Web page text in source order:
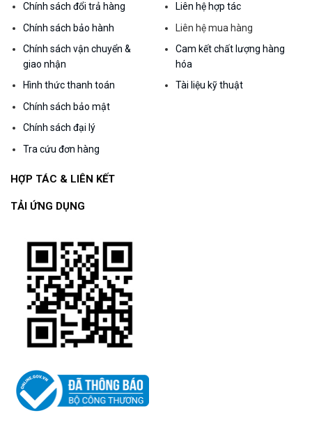
Chính sách đổi trả hàng
Chính sách bảo hành
Chính sách vận chuyển &
giao nhận
Hình thức thanh toán
Chính sách bảo mật
Chính sách đại lý
Tra cứu đơn hàng
Liên hệ hợp tác
Liên hệ mua hàng
Cam kết chất lượng hàng
hóa
Tài liệu kỹ thuật
HỢP TÁC & LIÊN KẾT
TẢI ỨNG DỤNG